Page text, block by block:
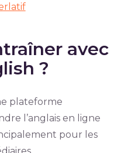
avec
?
plateforme
l’anglais en ligne
pour les